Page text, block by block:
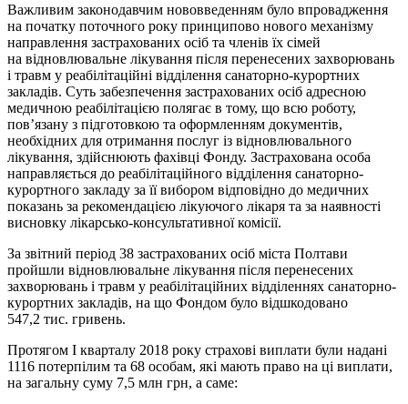
Важливим законодавчим нововведенням було впровадження
на початку поточного року принципово нового механізму
направлення застрахованих осіб та членів їх сімей
на відновлювальне лікування після перенесених захворювань
і травм у реабілітаційні відділення санаторно-курортних
закладів. Суть забезпечення застрахованих осіб адресною
медичною реабілітацією полягає в тому, що всю роботу,
пов’язану з підготовкою та оформленням документів,
необхідних для отримання послуг із відновлювального
лікування, здійснюють фахівці Фонду. Застрахована особа
направляється до реабілітаційного відділення санаторно-
курортного закладу за її вибором відповідно до медичних
показань за рекомендацією лікуючого лікаря та за наявності
висновку лікарсько-консультативної комісії.
За звітний період 38 застрахованих осіб міста Полтави
пройшли відновлювальне лікування після перенесених
захворювань і травм у реабілітаційних відділеннях санаторно-
курортних закладів, на що Фондом було відшкодовано
547,2 тис. гривень.
Протягом І кварталу 2018 року страхові виплати були надані
1116 потерпілим та 68 особам, які мають право на ці виплати,
на загальну суму 7,5 млн грн, а саме: